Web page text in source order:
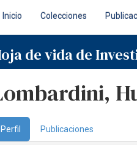
Inicio Colecciones
de vida de
Perfil Publicaciones